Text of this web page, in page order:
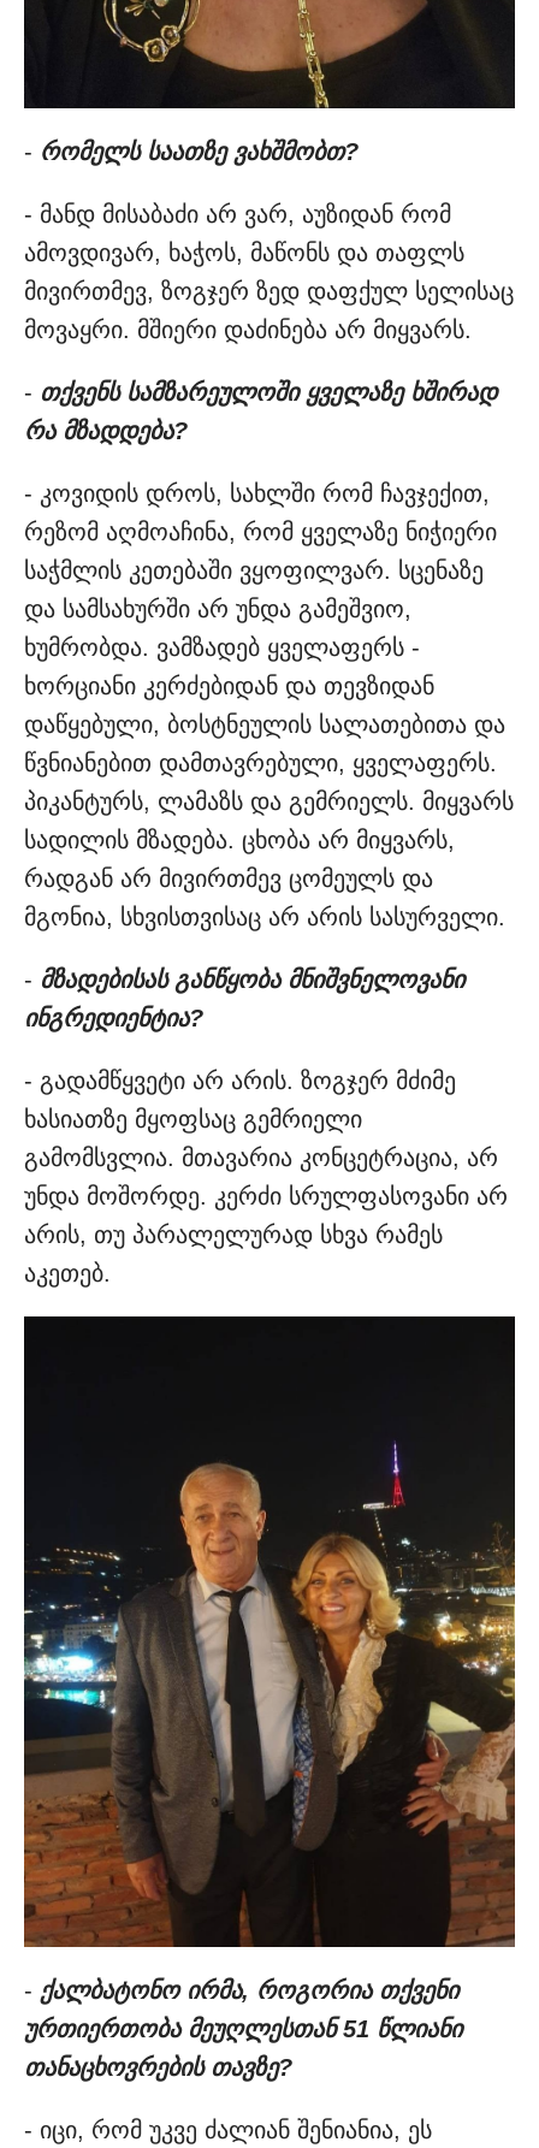
- რომელს საათზე ვახშმობთ?
- მანდ მისაბაძი არ ვარ, აუზიდან რომ
ამოვდივარ, ხაჭოს, მაწონს და თაფლს
მივირთმევ, ზოგჯერ ზედ დაფქულ სელისაც
მოვაყრი. მშიერი დაძინება არ მიყვარს.
- თქვენს სამზარეულოში ყველაზე ხშირად
რა მზადდება?
- კოვიდის დროს, სახლში რომ ჩავჯექით,
რეზომ აღმოაჩინა, რომ ყველაზე ნიჭიერი
საჭმლის კეთებაში ვყოფილვარ. სცენაზე
და სამსახურში არ უნდა გამეშვიო,
ხუმრობდა. ვამზადებ ყველაფერს -
ხორციანი კერძებიდან და თევზიდან
დაწყებული, ბოსტნეულის სალათებითა და
წვნიანებით დამთავრებული, ყველაფერს.
პიკანტურს, ლამაზს და გემრიელს. მიყვარს
სადილის მზადება. ცხობა არ მიყვარს,
რადგან არ მივირთმევ ცომეულს და
მგონია, სხვისთვისაც არ არის სასურველი.
- მზადებისას განწყობა მნიშვნელოვანი
ინგრედიენტია?
- გადამწყვეტი არ არის. ზოგჯერ მძიმე
ხასიათზე მყოფსაც გემრიელი
გამომსვლია. მთავარია კონცეტრაცია, არ
უნდა მოშორდე. კერძი სრულფასოვანი არ
არის, თუ პარალელურად სხვა რამეს
აკეთებ.
- ქალბატონო ირმა, როგორია თქვენი
ურთიერთობა მეუღლესთან 51 წლიანი
თანაცხოვრების თავზე?
- იცი, რომ უკვე ძალიან შენიანია, ეს